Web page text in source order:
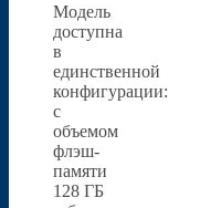
Модель
доступна
в
единственной
конфигурации:
с
объемом
флэш-
памяти
128 ГБ